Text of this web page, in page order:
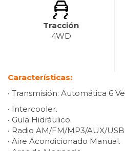
Tracción
4WD
Características:
• Transmisión: Automática 6
• Intercooler.
• Guía Hidráulico.
• Radio AM/FM/MP3/AUX/
• Aire Acondicionado Manual.